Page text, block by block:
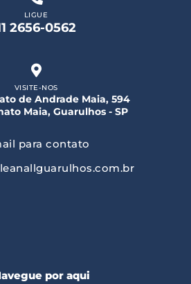
por aqui
LIGUE
2656-0562
VISITE-NOS
de Andrade Maia, 594
Maia, Guarulhos - SP
para contato